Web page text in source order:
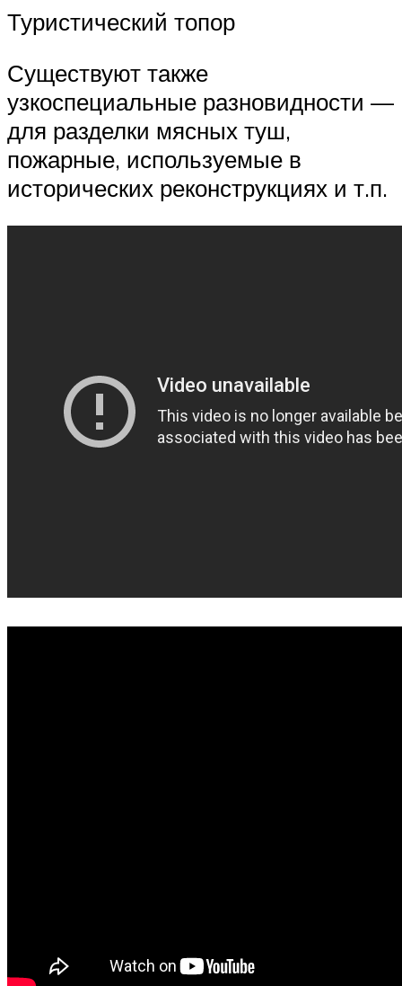
Туристический топор
Существуют также
узкоспециальные разновидности —
для разделки мясных туш,
пожарные, используемые в
исторических реконструкциях и т.п.